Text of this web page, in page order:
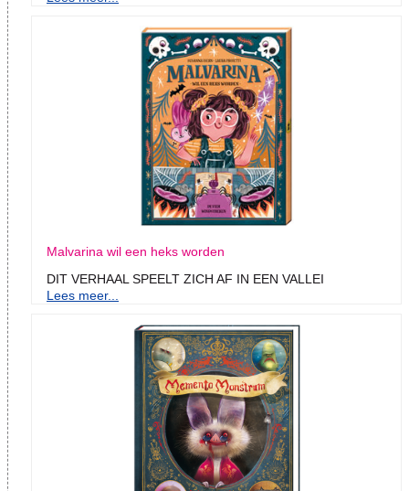
Malvarina wil een heks worden
DIT VERHAAL SPEELT ZICH AF IN EEN VALLEI
Lees meer...